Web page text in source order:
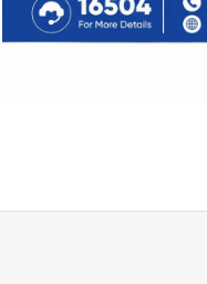
الطقس المتوقعة اليوم
المتوقعة غداً
المتوقعة غدا الثلاثاء